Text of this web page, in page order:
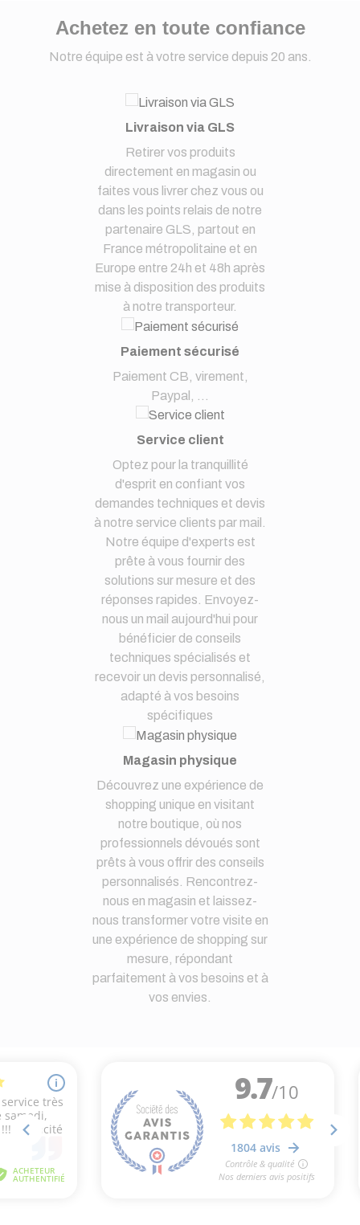
Achetez en toute confiance
Notre équipe est à votre service depuis 20 ans.
Livraison via GLS
Retirer vos produits
directement en magasin ou
faites vous livrer chez vous ou
dans les points relais de notre
partenaire GLS, partout en
France métropolitaine et en
Europe entre 24h et 48h après
mise à disposition des produits
à notre transporteur.
Paiement sécurisé
Paiement CB, virement,
Paypal, ...
Service client
Optez pour la tranquillité
d'esprit en confiant vos
demandes techniques et devis
à notre service clients par mail.
Notre équipe d'experts est
prête à vous fournir des
solutions sur mesure et des
réponses rapides. Envoyez-
nous un mail aujourd'hui pour
bénéficier de conseils
techniques spécialisés et
recevoir un devis personnalisé,
adapté à vos besoins
spécifiques
Magasin physique
Découvrez une expérience de
shopping unique en visitant
notre boutique, où nos
professionnels dévoués sont
prêts à vous offrir des conseils
personnalisés. Rencontrez-
nous en magasin et laissez-
nous transformer votre visite en
une expérience de shopping sur
mesure, répondant
parfaitement à vos besoins et à
vos envies.